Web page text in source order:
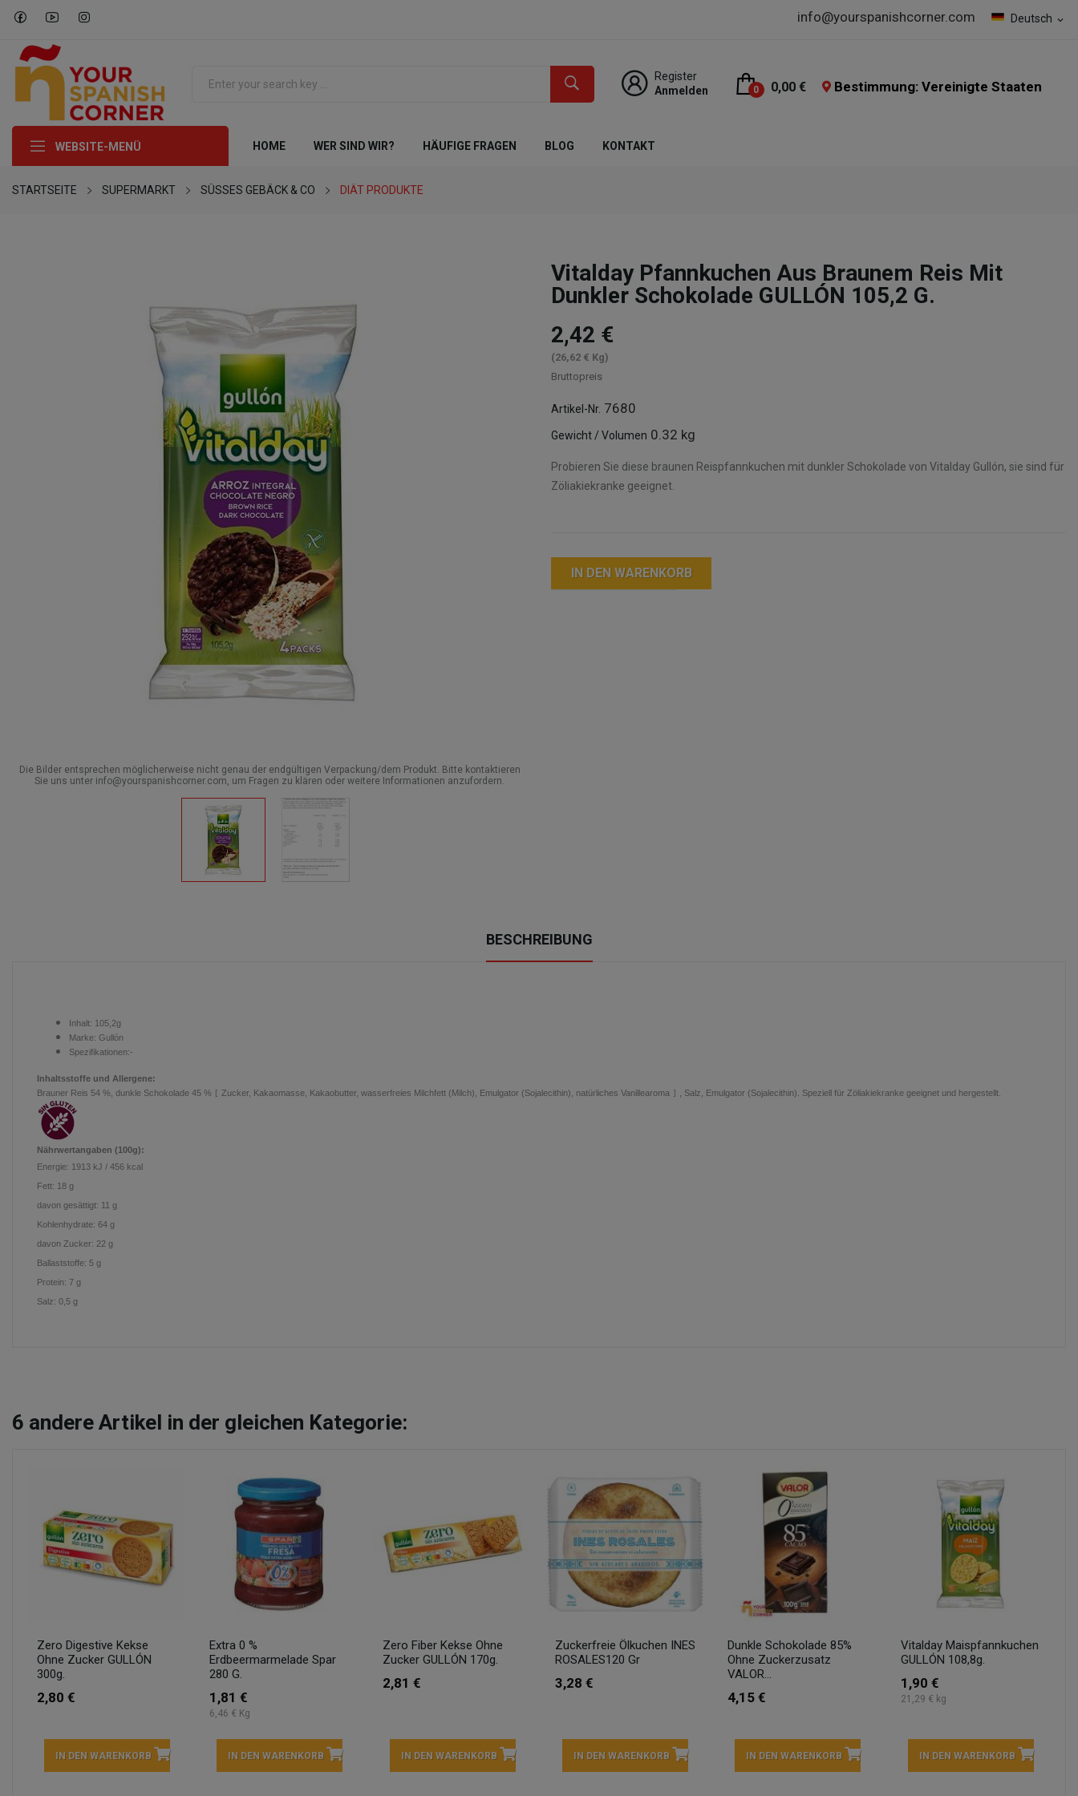
Deutsch expand_more
info@yourspanishcorner.com
Register
Anmelden
0 0,00 € Bestimmung: Vereinigte Staaten
WEBSITE-MENÜ HOME WER SIND WIR? HÄUFIGE FRAGEN BLOG KONTAKT
STARTSEITE SUPERMARKT SÜSSES GEBÄCK & CO DIÄT PRODUKTE
Die Bilder entsprechen möglicherweise nicht genau der endgültigen Verpackung/dem Produkt. Bitte kontaktieren
Sie uns unter info@yourspanishcorner.com, um Fragen zu klären oder weitere Informationen anzufordern.
Vitalday Pfannkuchen Aus Braunem Reis Mit
Dunkler Schokolade GULLÓN 105,2 G.
2,42 €
(26,62 € Kg)
Bruttopreis
Artikel-Nr. 7680
Gewicht / Volumen 0.32 kg
Probieren Sie diese braunen Reispfannkuchen mit dunkler Schokolade von Vitalday Gullón, sie sind für
Zöliakiekranke geeignet.
IN DEN WARENKORB
BESCHREIBUNG
Inhalt: 105,2g
Marke: Gullón
Spezifikationen:-
Inhaltsstoffe und Allergene:
Brauner Reis 54 %, dunkle Schokolade 45 % [ Zucker, Kakaomasse, Kakaobutter, wasserfreies Milchfett (Milch), Emulgator (Sojalecithin), natürliches Vanillearoma ] , Salz, Emulgator (Sojalecithin). Speziell für Zöliakiekranke geeignet und hergestellt.
Nährwertangaben (100g):
Energie: 1913 kJ / 456 kcal
Fett: 18 g
davon gesättigt: 11 g
Kohlenhydrate: 64 g
davon Zucker: 22 g
Ballaststoffe: 5 g
Protein: 7 g
Salz: 0,5 g
6 andere Artikel in der gleichen Kategorie:
Zero Digestive Kekse
Ohne Zucker GULLÓN
300g.
2,80 €
IN DEN WARENKORB
Extra 0 %
Erdbeermarmelade Spar
280 G.
1,81 €
6,46 € Kg
IN DEN WARENKORB
Zero Fiber Kekse Ohne
Zucker GULLÓN 170g.
2,81 €
IN DEN WARENKORB
Zuckerfreie Ölkuchen INES
ROSALES120 Gr
3,28 €
IN DEN WARENKORB
Dunkle Schokolade 85%
Ohne Zuckerzusatz
VALOR...
4,15 €
IN DEN WARENKORB
Vitalday Maispfannkuchen
GULLÓN 108,8g.
1,90 €
21,29 € kg
IN DEN WARENKORB